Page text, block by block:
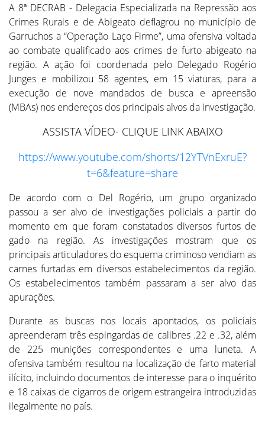
A 8ª DECRAB - Delegacia Especializada na Repressão aos
Crimes Rurais e de Abigeato deflagrou no município de
Garruchos a “Operação Laço Firme”, uma ofensiva voltada
ao combate qualificado aos crimes de furto abigeato na
região. A ação foi coordenada pelo Delegado Rogério
Junges e mobilizou 58 agentes, em 15 viaturas, para a
execução de nove mandados de busca e apreensão
(MBAs) nos endereços dos principais alvos da investigação.
ASSISTA VÍDEO- CLIQUE LINK ABAIXO
https://www.youtube.com/shorts/12YTVnExruE?
t=6&feature=share
De acordo com o Del Rogério, um grupo organizado
passou a ser alvo de investigações policiais a partir do
momento em que foram constatados diversos furtos de
gado na região. As investigações mostram que os
principais articuladores do esquema criminoso vendiam as
carnes furtadas em diversos estabelecimentos da região.
Os estabelecimentos também passaram a ser alvo das
apurações.
Durante as buscas nos locais apontados, os policiais
apreenderam três espingardas de calibres .22 e .32, além
de 225 munições correspondentes e uma luneta. A
ofensiva também resultou na localização de farto material
ilícito, incluindo documentos de interesse para o inquérito
e 18 caixas de cigarros de origem estrangeira introduzidas
ilegalmente no país.